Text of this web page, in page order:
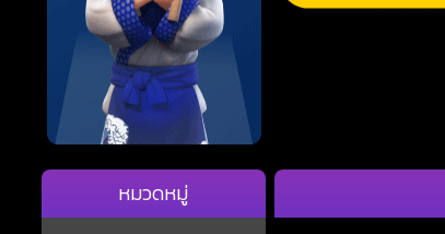
หมวดหมู่